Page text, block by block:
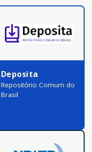
Deposita
Repositório Comum do
Brasil